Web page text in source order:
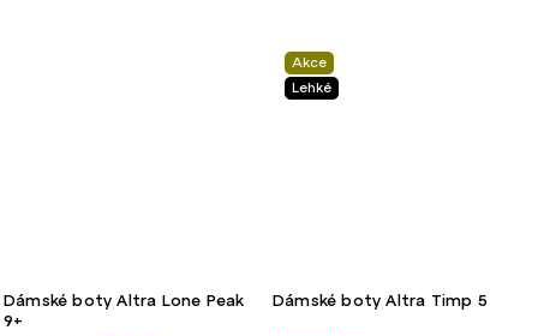
Dámské boty Altra Lone Peak
9+
Akce
Lehké
Dámské boty Altra Timp 5